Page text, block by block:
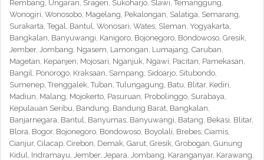
Rembang, Ungaran, Sragen, Sukoharjo, Slawi, Temanggung,
Wonogiri, Wonosobo, Magelang, Pekalongan, Salatiga, Semarang,
Surakarta, Tegal, Bantul, Wonosari, Wates, Sleman, Yogyakarta,
Bangkalan, Banyuwangi, Kanigoro, Bojonegoro, Bondowoso, Gresik,
Jember, Jombang, Ngasem, Lamongan, Lumajang, Caruban,
Magetan, Kepanjen, Mojosari, Nganjuk, Ngawi, Pacitan, Pamekasan,
Bangil, Ponorogo, Kraksaan, Sampang, Sidoarjo, Situbondo,
Sumenep, Trenggalek, Tuban, Tulungagung, Batu, Blitar, Kediri,
Madiun, Malang, Mojokerto, Pasuruan, Probolinggo, Surabaya,
Kepulauan Seribu, Bandung, Bandung Barat, Bangkalan,
Banjarnegara, Bantul, Banyumas, Banyuwangi, Batang, Bekasi, Blitar,
Blora, Bogor, Bojonegoro, Bondowoso, Boyolali, Brebes, Ciamis,
Cianjur, Cilacap, Cirebon, Demak, Garut, Gresik, Grobogan, Gunung
Kidul, Indramayu, Jember, Jepara, Jombang, Karanganyar, Karawang,